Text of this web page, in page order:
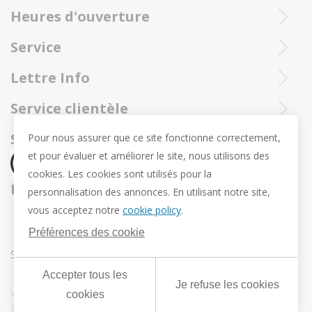
Les bijoux Trollbeads sont toujours envoyé par un envoi à
Ieperstraat 3
057 33 34 61
info@juwelennevejan.be
Heures d'ouverture
Mar - sam : 10h- 12h et 13u30 - 18u
Service
Contactez notre service client Trollbeadsonline au
+32 057 33 34 61
ou contactez-nous parcourrier.
Lettre Info
Voulez-vous être tenu au courant de nos nouveaux
Service clientèle
Sur nous
Révocation
Retour et échange
Vie privée
Conditions Générales
Conditions offre Pendentif de Pâques Trollbeads
Social media
Nous expédions par
Sitemap Préférences des cookie
Webdesign & development by DigitalMind| Powered by
eXopera
Pour nous assurer que ce site fonctionne correctement,
et pour évaluer et améliorer le site, nous utilisons des
cookies. Les cookies sont utilisés pour la
personnalisation des annonces. En utilisant notre site,
vous acceptez notre cookie policy.
Préférences des cookie
Accepter tous les
cookies
Je refuse les cookies